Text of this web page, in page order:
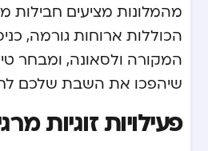
מהמלונות מציעים חבילות
הכוללות ארוחות גורמה,
המקורה ולסאונה, ומבחר
שיהפכו את השבת שלכם
פעילויות זוגיות